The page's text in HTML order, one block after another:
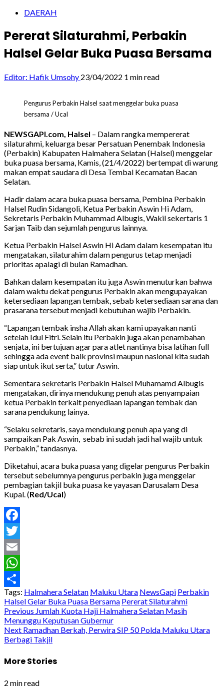
DAERAH
Pererat Silaturahmi, Perbakin
Halsel Gelar Buka Puasa Bersama
Editor: Hafik Umsohy 23/04/2022 1 min read
Pengurus Perbakin Halsel saat menggelar buka puasa
bersama / Ucal
NEWSGAPI.com, Halsel – Dalam rangka mempererat
silaturahmi, keluarga besar Persatuan Penembak Indonesia
(Perbakin) Kabupaten Halmahera Selatan (Halsel) menggelar
buka puasa bersama, Kamis, (21/4/2022) bertempat di warung
makan empat saudara di Desa Tembal Kecamatan Bacan
Selatan.
Hadir dalam acara buka puasa bersama, Pembina Perbakin
Halsel Rudin Sidangoli, Ketua Perbakin Aswin Hi Adam,
Sekretaris Perbakin Muhammad Albugis, Wakil sekertaris 1
Sarjan Taib dan sejumlah pengurus lainnya.
Ketua Perbakin Halsel Aswin Hi Adam dalam kesempatan itu
mengatakan, silaturahim dalam pengurus tetap menjadi
prioritas apalagi di bulan Ramadhan.
Bahkan dalam kesempatan itu juga Aswin menuturkan bahwa
dalam waktu dekat pengurus Perbakin akan mengupayakan
ketersediaan lapangan tembak, sebab ketersediaan sarana dan
prasarana tersebut menjadi kebutuhan wajib Perbakin.
“Lapangan tembak insha Allah akan kami upayakan nanti
setelah Idul Fitri. Selain itu Perbakin juga akan penambahan
senjata, ini bertujuan agar para atlet nantinya bisa latihan full
sehingga ada event baik provinsi maupun nasional kita sudah
siap untuk ikut serta,” tutur Aswin.
Sementara sekretaris Perbakin Halsel Muhamamd Albugis
mengatakan, dirinya mendukung penuh atas penyampaian
ketua Perbakin terkait penyediaan lapangan tembak dan
sarana pendukung lainya.
“Selaku sekretaris, saya mendukung penuh apa yang di
sampaikan Pak Aswin, sebab ini sudah jadi hal wajib untuk
Perbakin,” tandasnya.
Diketahui, acara buka puasa yang digelar pengurus Perbakin
tersebut sebelumnya pengurus perbakin juga menggelar
pembagian takjil buka puasa ke yayasan Darusalam Desa
Kupal. (Red/Ucal)
Facebook
Twitter
Email
WhatsApp
Share
Tags: Halmahera Selatan Maluku Utara NewsGapi Perbakin
Halsel Gelar Buka Puasa Bersama Pererat Silaturahmi
Post
navigation
Previous Jumlah Kuota Haji Halmahera Selatan Masih
Menunggu Keputusan Gubernur
Next Ramadhan Berkah, Perwira SIP 50 Polda Maluku Utara
Berbagi Takjil
More Stories
2 min read